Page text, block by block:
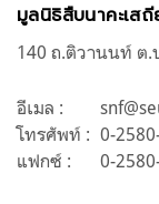
มูลนิธิสืบนาคะเส
140 ถ.ติวานนท์ ต.
อีเมล :
โทรศัพท์ : 0-
แฟกซ์ :
0-